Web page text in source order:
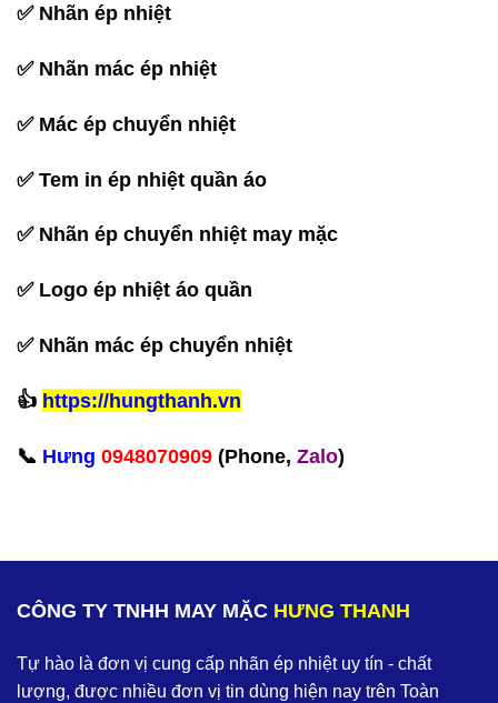
✅ Nhãn ép nhiệt
✅ Nhãn mác ép nhiệt
✅ Mác ép chuyển nhiệt
✅ Tem in ép nhiệt quần áo
✅ Nhãn ép chuyển nhiệt may mặc
✅ Logo ép nhiệt áo quần
✅ Nhãn mác ép chuyển nhiệt
‪👍 https://hungthanh.vn
📞 Hưng 0948070909 (Phone, Zalo)‬
CÔNG TY TNHH MAY MẶC HƯNG THANH
Tự hào là đơn vị cung cấp nhãn ép nhiệt uy tín - chất
lượng, được nhiều đơn vị tin dùng hiện nay trên Toàn